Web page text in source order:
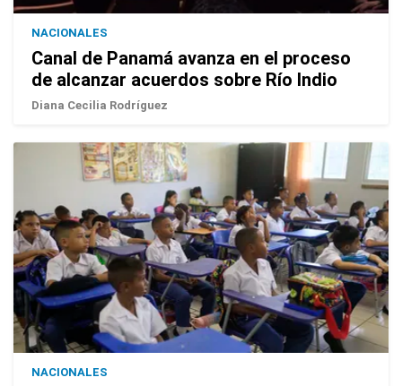
NACIONALES
Canal de Panamá avanza en el proceso
de alcanzar acuerdos sobre Río Indio
Diana Cecilia Rodríguez
NACIONALES